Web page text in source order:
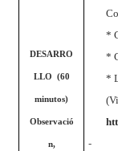
DESARRO
LLO (60
minutos)
Observació
n,
*
*
*
-